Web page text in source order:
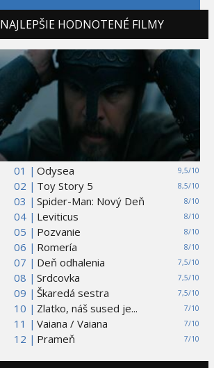
NAJLEPŠIE HODNOTENÉ FILMY
01 | 9,5/10
Odysea
02 |
8,5/10
Toy Story 5
03 |
8/10
Spider-Man: Nový Deň
04 |
8/10
Leviticus
05 |
8/10
Pozvanie
06 |
8/10
Romería
07 |
7,5/10
Deň odhalenia
08 |
7,5/10
Srdcovka
09 |
7,5/10
Škaredá sestra
10 |
7/10
Zlatko, náš sused je...
11 |
7/10
Vaiana / Vaiana
12 |
7/10
Prameň